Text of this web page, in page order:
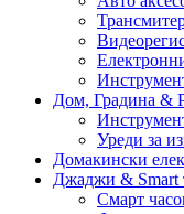
Дом, Градина &
Уреди за
Домакински
Джаджи & Smart
Смарт